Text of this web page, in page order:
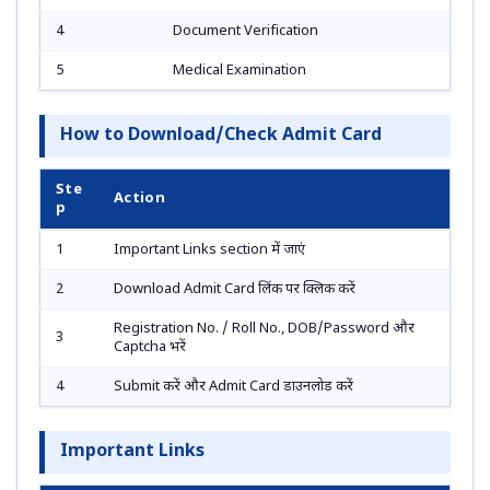
4 Document Verification
5 Medical Examination
How to Download/Check Admit Card
Ste
p
Action
1 Important Links section में जाएं
2 Download Admit Card लिंक पर क्लिक करें
3
Registration No. / Roll No., DOB/Password और
Captcha भरें
4 Submit करें और Admit Card डाउनलोड करें
Important Links